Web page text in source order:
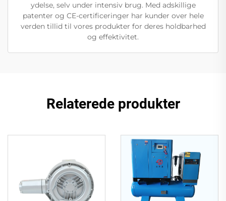
ydelse, selv under intensiv brug. Med adskillige
patenter og CE-certificeringer har kunder over hele
verden tillid til vores produkter for deres holdbarhed
og effektivitet.
Relaterede produkter